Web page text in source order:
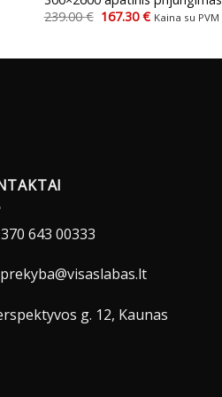
239.00€ Original
167.30€Current
Kaina su PVM
643 00333
g. 12, Kaunas